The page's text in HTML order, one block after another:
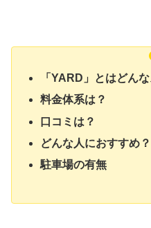
「YARD」とはどん
料金体系は？
口コミは？
どんな人におすすめ？
駐車場の有無